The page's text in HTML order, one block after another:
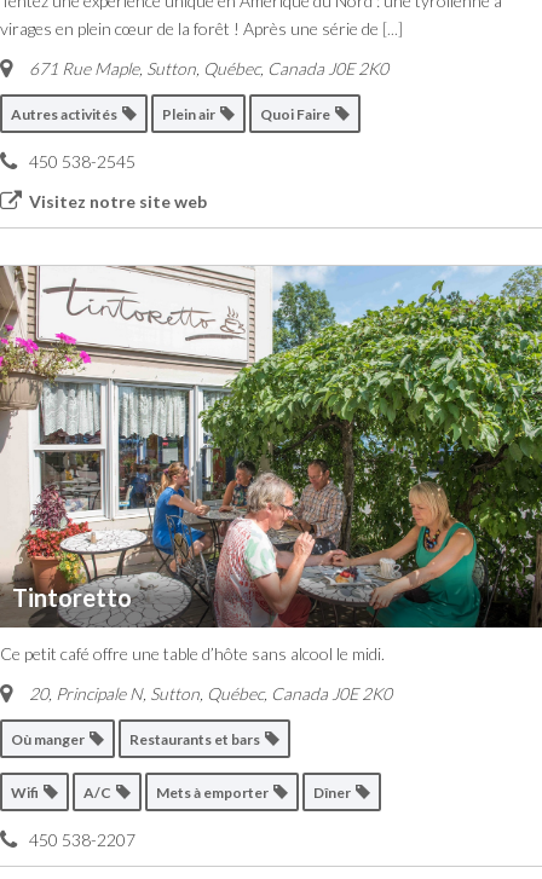
virages en plein cœur de la forêt ! Après une série de [...]
671 Rue Maple, Sutton Québec, Canada J0E 2K0
Autres activités Plein air Quoi Faire
450 538-2545
Visitez notre site web
Tintoretto
Ce petit café offre une table d’hôte sans alcool le midi.
20, Principale N, Sutton Québec, Canada J0E 2K0
Où manger Restaurants et bars
Wifi A/C Mets à emporter Dîner
450 538-2207